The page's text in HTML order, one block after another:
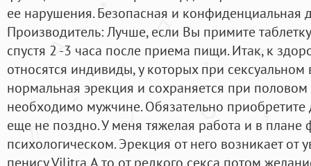
ее нарушения. Безопасная и конфиденциальная
Производитель: Лучше, если Вы примите
спустя 2 -3 часа после приема пищи. Итак, к
относятся индивиды, у которых при сексуальном
нормальная эрекция и сохраняется при половом
необходимо мужчине. Обязательно приобретите
еще не поздно. У меня тяжелая работа и в плане
психологическом. Эрекция от него возникает от
пенису.Vilitra А то от редкого секса потом